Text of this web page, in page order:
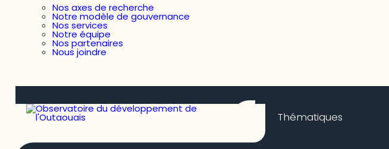
Nos axes de recherche
Notre modèle de gouvernance
Nos services
Notre équipe
Nos partenaires
Nous joindre
Thématiques